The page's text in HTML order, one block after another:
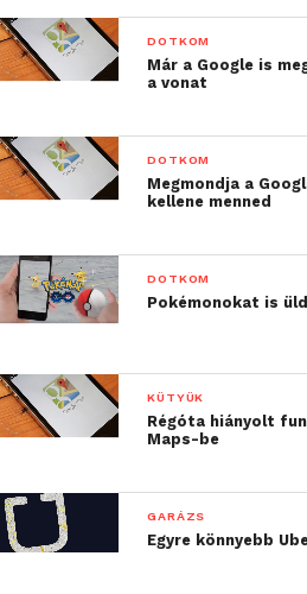
DOTKOM
Már a Google is
a vonat
DOTKOM
Megmondja a
kellene menned
DOTKOM
Pokémonokat is
KÜTYÜK
Régóta hiányolt
Maps-be
GARÁZS
Egyre könnyebb